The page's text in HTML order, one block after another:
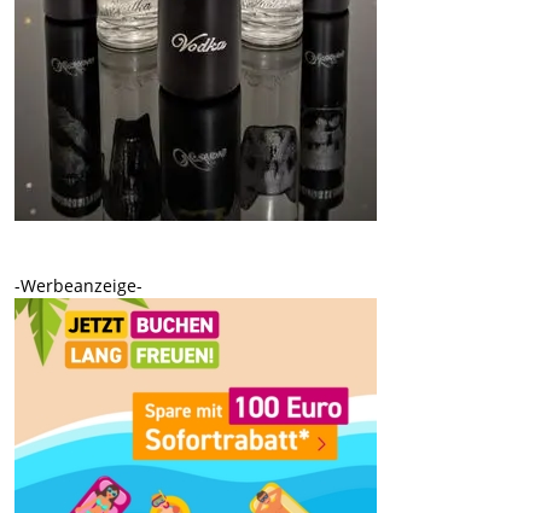
-Werbeanzeige-